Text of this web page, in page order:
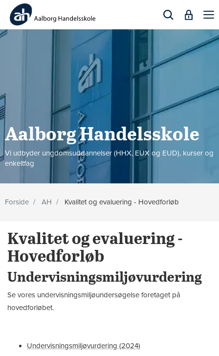
Aalborg Handels­skole
Vi udbyder ungdomsuddannelser (HHX, EUX og EUD), kurser og
enkeltfag
Forside AH Kvalitet og evaluering - Hovedforløb
Kvalitet og evaluering -
Hovedforløb
Undervisningsmiljøvurdering
Se vores undervisningsmiljøundersøgelse foretaget på
hovedforløbet.
Undervisningsmiljøvurdering (2024)